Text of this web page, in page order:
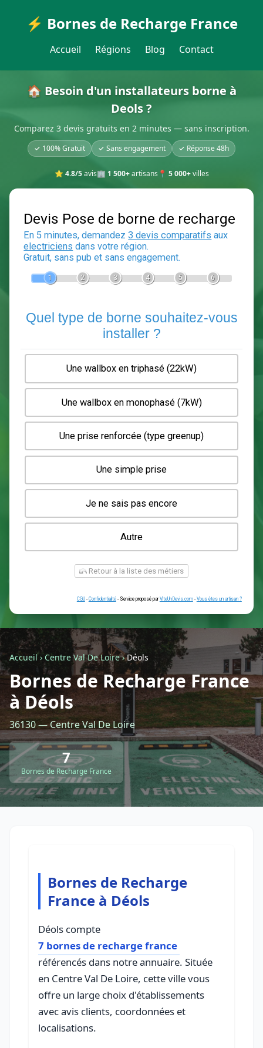
⚡ Bornes de Recharge France
Accueil Régions Blog Contact
🏠 Besoin d'un installateurs borne à
Deols ?
Comparez 3 devis gratuits en 2 minutes — sans inscription.
✓ 100% Gratuit ✓ Sans engagement ✓ Réponse 48h
⭐ 4.8/5avis🏢 1 500+artisans 📍 5 000+villes
Devis Pose de borne de
En 5 minutes, demandez3 devis comparatifs
Gratuit, sans pub et sans engagement.
2 3 6
Quel type de borne souhaitez-
installer ?
Une wallbox en triphasé (22kW)
Une wallbox en monophasé (7kW)
Une prise renforcée (type greenup)
Une simple prise
Je ne sais pas encore
Autre
Retour à la liste des métiers
CGU-Confidentialité- Service proposé parViteUnDevis.com-Vous
Accueil› Centre Val De Loire›Déols
Bornes de Recharge France
à Déols
36130 — Centre Val De Loire
7
Bornes de Recharge France
Bornes de Recharge
France à Déols
Déols compte
7 bornes de recharge france
référencés dans notre annuaire. Située
en Centre Val De Loire, cette ville vous
offre un large choix d'établissements
avec avis clients, coordonnées et
localisations.